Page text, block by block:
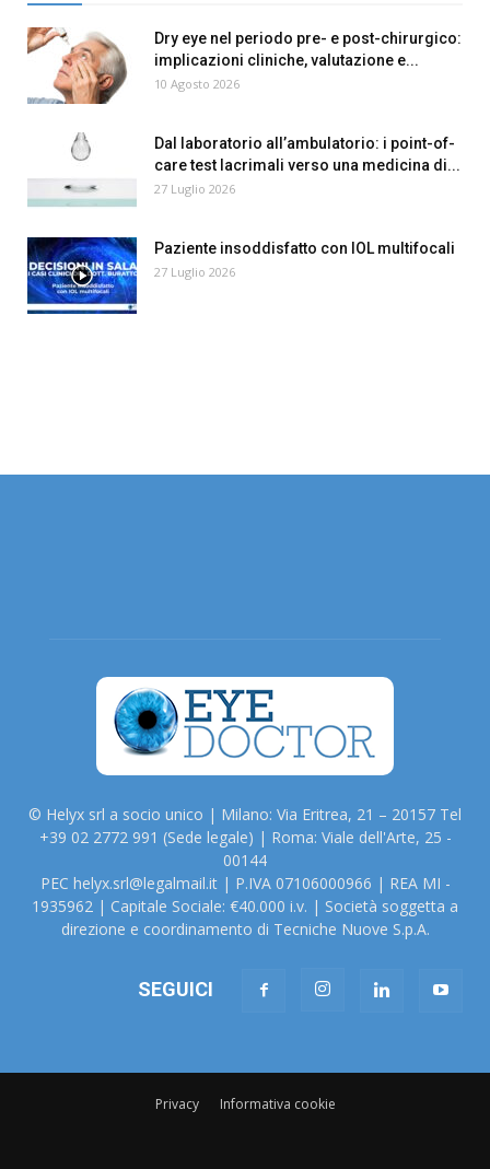
Dry eye nel periodo pre- e post-chirurgico:
implicazioni cliniche, valutazione e...
10 Agosto 2026
Dal laboratorio all’ambulatorio: i point-of-
care test lacrimali verso una medicina di...
27 Luglio 2026
Paziente insoddisfatto con IOL multifocali
27 Luglio 2026
© Helyx srl a socio unico | Milano: Via Eritrea, 21 – 20157 Tel
+39 02 2772 991 (Sede legale) | Roma: Viale dell'Arte, 25 -
00144
PEC helyx.srl@legalmail.it | P.IVA 07106000966 | REA MI -
1935962 | Capitale Sociale: €40.000 i.v. | Società soggetta a
direzione e coordinamento di Tecniche Nuove S.p.A.
SEGUICI
Privacy Informativa cookie